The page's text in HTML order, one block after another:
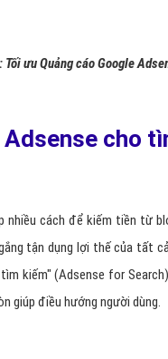
Tối ưu Quảng cáo Google
Adsense cho
nhiều cách để kiếm tiền từ
tận dụng lợi thế của tất
kiếm" (Adsense for
giúp điều hướng người dùng.